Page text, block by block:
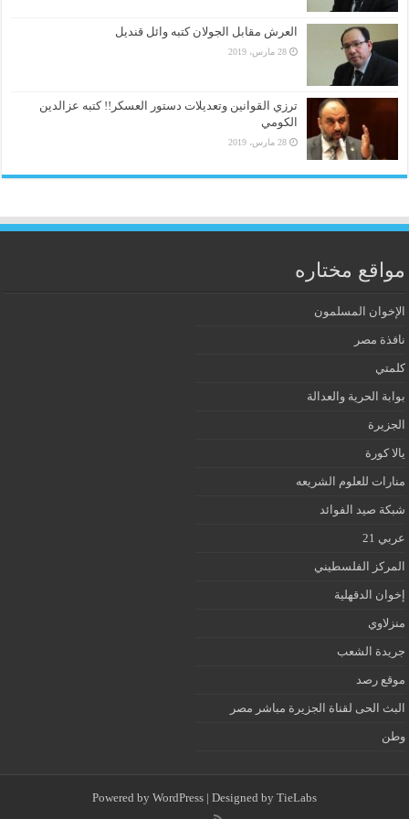
العرش مقابل الجولان كتبه وائل قنديل
28 مارس، 2019
ترزي القوانين وتعديلات دستور العسكر!! كتبه عزالدين
الكومي
28 مارس، 2019
مواقع مختاره
الإخوان المسلمون
نافذة مصر
كلمتي
بوابة الحرية والعدالة
الجزيرة
يالا كورة
منارات للعلوم الشريعه
شبكة صيد الفوائد
عربي 21
المركز الفلسطيني
إخوان الدقهلية
منزلاوي
جريدة الشعب
موقع رصد
البث الحى لقناة الجزيرة مباشر مصر
وطن
Powered by WordPress | Designed by TieLabs